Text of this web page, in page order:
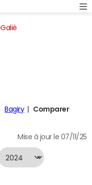
Galié
Bagiry
Comparer
Mise à jour le 07/11/25